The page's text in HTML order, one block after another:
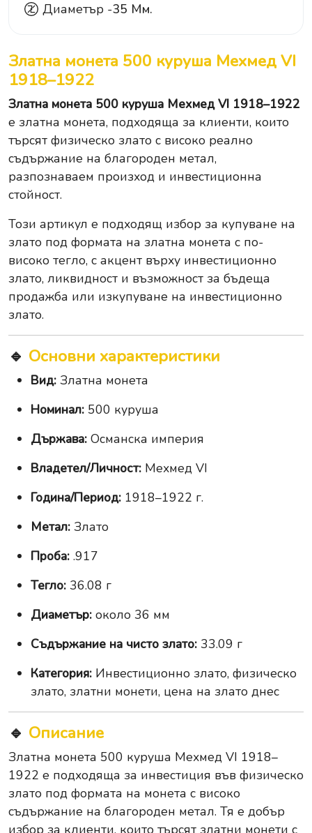
Диаметър -35 Мм.
Златна монета 500 куруша Мехмед VI
1918–1922
Златна монета 500 куруша Мехмед VI 1918–1922
е златна монета, подходяща за клиенти, които
търсят физическо злато с високо реално
съдържание на благороден метал,
разпознаваем произход и инвестиционна
стойност.
Този артикул е подходящ избор за купуване на
злато под формата на златна монета с по-
високо тегло, с акцент върху инвестиционно
злато, ликвидност и възможност за бъдеща
продажба или изкупуване на инвестиционно
злато.
🔹 Основни характеристики
Вид: Златна монета
Номинал: 500 куруша
Държава: Османска империя
Владетел/Личност: Мехмед VI
Година/Период: 1918–1922 г.
Метал: Злато
Проба: .917
Тегло: 36.08 г
Диаметър: около 36 мм
Съдържание на чисто злато: 33.09 г
Категория: Инвестиционно злато, физическо
злато, златни монети, цена на злато днес
🔹 Описание
Златна монета 500 куруша Мехмед VI 1918–
1922 е подходяща за инвестиция във физическо
злато под формата на монета с високо
съдържание на благороден метал. Тя е добър
избор за клиенти, които търсят златни монети с